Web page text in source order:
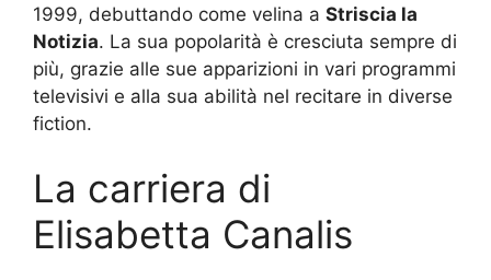
1999, debuttando come velina a Striscia la
Notizia. La sua popolarità è cresciuta sempre di
più, grazie alle sue apparizioni in vari programmi
televisivi e alla sua abilità nel recitare in diverse
fiction.
La carriera di
Elisabetta Canalis